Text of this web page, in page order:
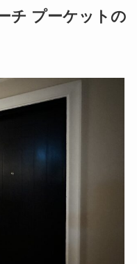
チ プーケットの